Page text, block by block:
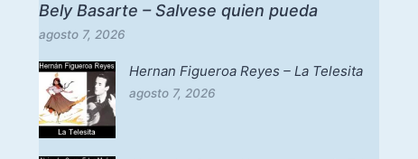
Bely Basarte – Salvese quien pueda
agosto 7, 2026
Hernan Figueroa Reyes – La Telesita
agosto 7, 2026